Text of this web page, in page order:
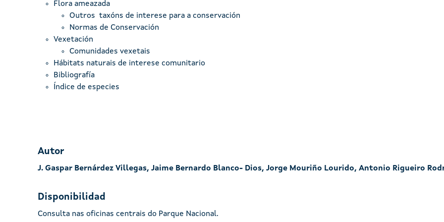
Flora ameazada
Outros taxóns de interese para a conservación
Normas de Conservación
Vexetación
Comunidades vexetais
Hábitats naturais de interese comunitario
Bibliografía
Índice de especies
Autor
J. Gaspar Bernárdez Villegas, Jaime Bernardo Blanco- Dios, Jorge Mouriño Lourido, Antonio Rigueiro
Disponibilidad
Consulta nas oficinas centrais do Parque Nacional.